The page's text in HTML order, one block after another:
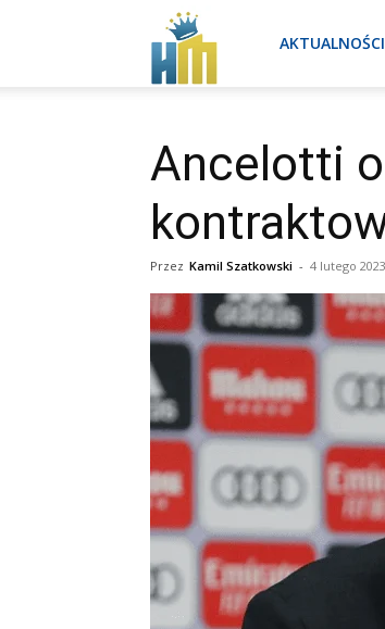
Real
aktualności
AKTUALNOŚCI
Ancelotti
Przez Kamil Szatkowski - 4 lutego 2023